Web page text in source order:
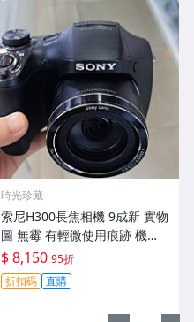
時光珍藏
索尼H300長焦相機 9成新 實物
圖 無霉 有輕微使用痕跡 機身
鏡頭原裝 無拆修無翻新-3430
$ 8,150 95折
折扣碼 直購